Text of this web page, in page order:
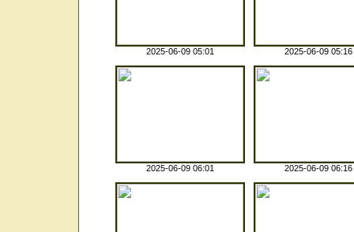
2025-06-09 05:01 2025-06-09 05:16
2025-06-09 06:01 2025-06-09 06:16